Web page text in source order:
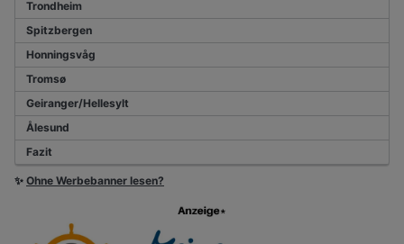
Trondheim
Spitzbergen
Honningsvåg
Tromsø
Geiranger/Hellesylt
Ålesund
Fazit
✨ Ohne Werbebanner lesen?